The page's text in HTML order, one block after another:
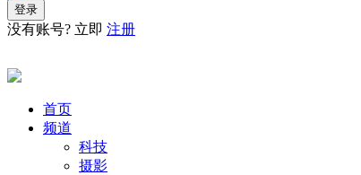
没有账号? 立即 注册
首页
频道
科技
摄影